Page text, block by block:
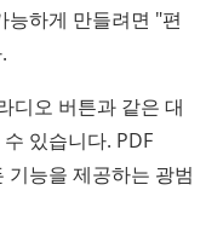
능하게 만들려면 "편
디오 버튼과 같은 대
있습니다. PDF
능을 제공하는 광범